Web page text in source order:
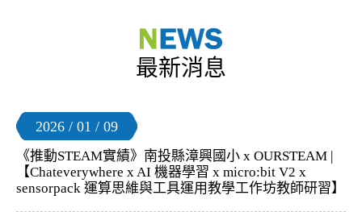
最新消息
2026 / 01 / 09
《推動STEAM實績》南投縣漳興國小 x OURSTEAM |
【Chateverywhere x AI 機器學習 x micro:bit V2 x
sensorpack 運算思維與工具運用教學工作坊教師研習】